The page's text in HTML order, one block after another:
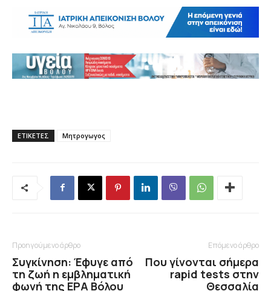
ΕΤΙΚΕΤΕΣ Μητρογωγος
Προηγούμενο άρθρο
Συγκίνηση: Έφυγε από
τη ζωή η εμβληματική
φωνή της ΕΡΑ Βόλου
Επόμενο άρθρο
Που γίνονται σήμερα
rapid tests στην
Θεσσαλία